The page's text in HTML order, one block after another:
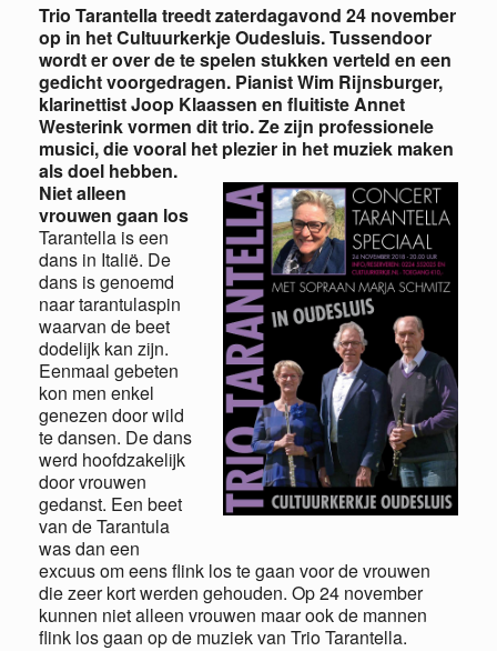
Trio Tarantella treedt zaterdagavond 24 november
op in het Cultuurkerkje Oudesluis. Tussendoor
wordt er over de te spelen stukken verteld en een
gedicht voorgedragen. Pianist Wim Rijnsburger,
klarinettist Joop Klaassen en fluitiste Annet
Westerink vormen dit trio. Ze zijn professionele
musici, die vooral het plezier in het muziek maken
als doel hebben.
Niet alleen
vrouwen gaan los
Tarantella is een
dans in Italië. De
dans is genoemd
naar tarantulaspin
waarvan de beet
dodelijk kan zijn.
Eenmaal gebeten
kon men enkel
genezen door wild
te dansen. De dans
werd hoofdzakelijk
door vrouwen
gedanst. Een beet
van de Tarantula
was dan een
excuus om eens flink los te gaan voor de vrouwen
die zeer kort werden gehouden. Op 24 november
kunnen niet alleen vrouwen maar ook de mannen
flink los gaan op de muziek van Trio Tarantella.